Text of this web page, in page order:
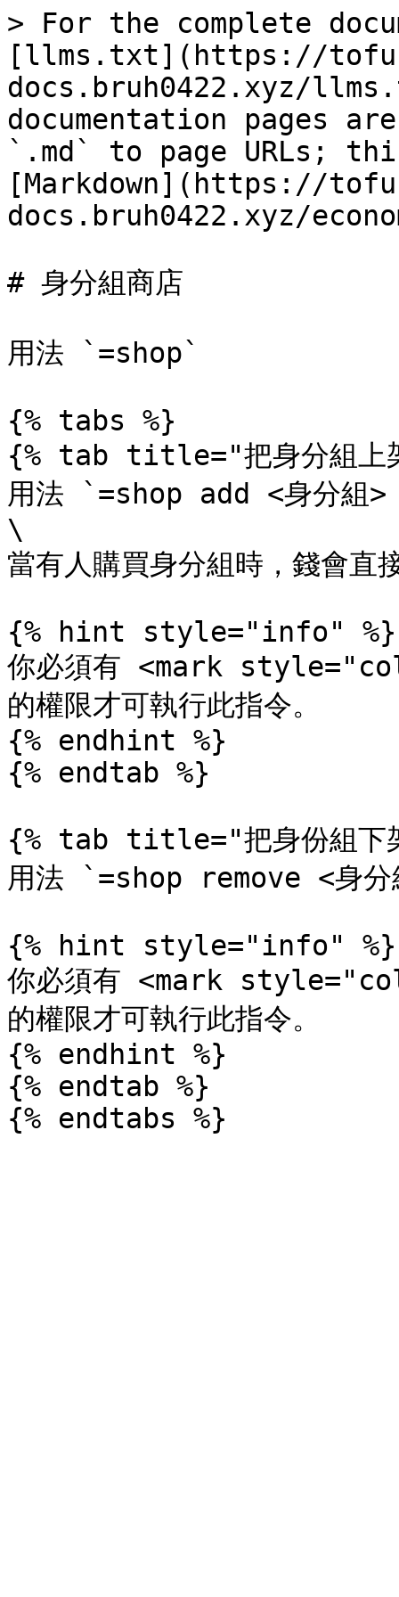
> For the complete
[llms.txt](https://
docs.bruh0422.xyz/
documentation pages
`.md` to page URLs;
[Markdown](https://
docs.bruh0422.xyz/
# 身分組商店
用法 `=shop`
{% tabs %}
{% tab title="把身分組上
用法 `=shop add <身分組
\
當有人購買身分組時，錢會直
{% hint style="info" %}
你必須有 <mark
的權限才可執行此指令。
{% endhint %}
{% endtab %}
{% tab title="把身份組下
用法 `=shop remove <身
{% hint style="info" %}
你必須有 <mark
的權限才可執行此指令。
{% endhint %}
{% endtab %}